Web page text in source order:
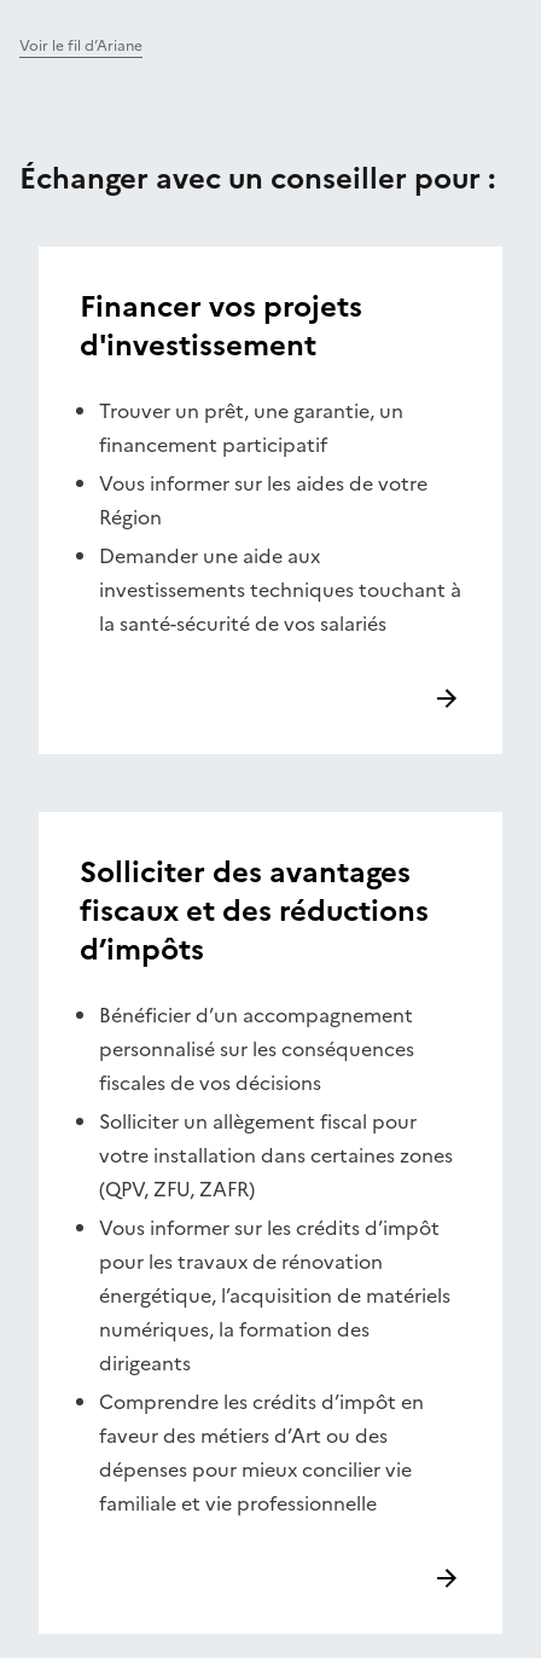
Voir le fil d’Ariane
Échanger avec un conseiller pour :
Financer vos projets
d'investissement
Trouver un prêt, une garantie, un
financement participatif
Vous informer sur les aides de votre
Région
Demander une aide aux
investissements techniques touchant à
la santé-sécurité de vos salariés
Solliciter des avantages
fiscaux et des réductions
d’impôts
Bénéficier d’un accompagnement
personnalisé sur les conséquences
fiscales de vos décisions
Solliciter un allègement fiscal pour
votre installation dans certaines zones
(QPV, ZFU, ZAFR)
Vous informer sur les crédits d’impôt
pour les travaux de rénovation
énergétique, l’acquisition de matériels
numériques, la formation des
dirigeants
Comprendre les crédits d’impôt en
faveur des métiers d’Art ou des
dépenses pour mieux concilier vie
familiale et vie professionnelle